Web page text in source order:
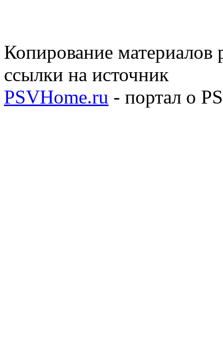
Копирование материалов
ссылки на источник
PSVHome.ru - портал о